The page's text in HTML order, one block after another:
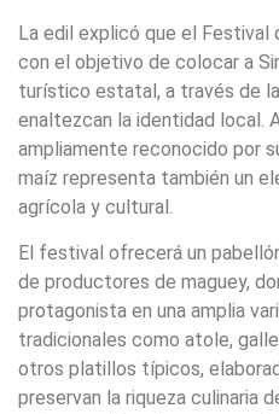
La edil explicó que el Festival
con el objetivo de colocar a
turístico estatal, a través de
enaltezcan la identidad local.
ampliamente reconocido por
maíz representa también un
agrícola y cultural.
El festival ofrecerá un
de productores de maguey,
protagonista en una amplia
tradicionales como atole,
otros platillos típicos,
preservan la riqueza culinaria